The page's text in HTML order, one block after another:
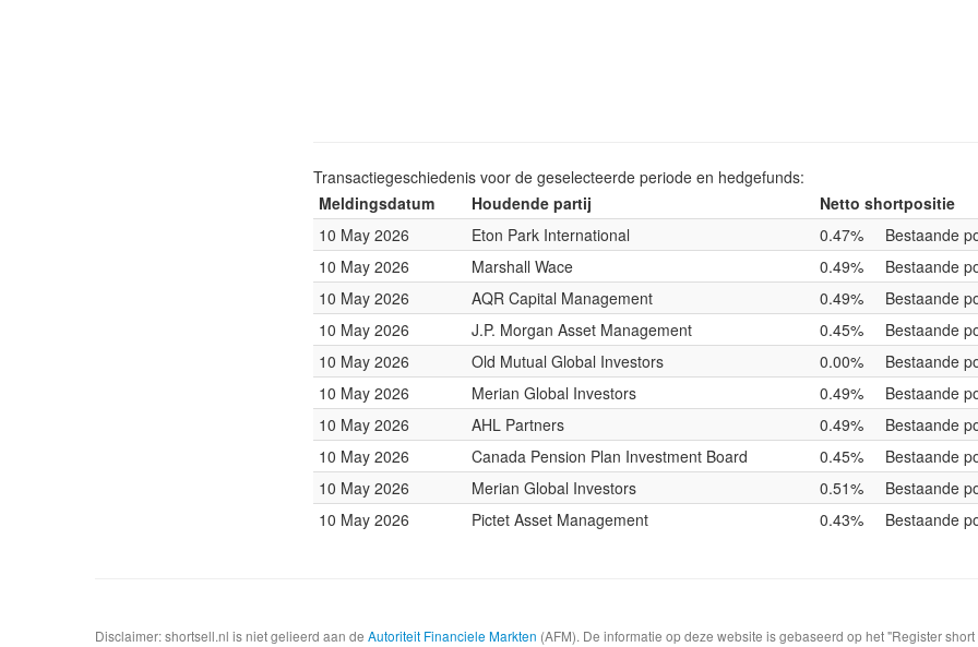
Transactiegeschiedenis voor de geselecteerde periode en hedgefunds:
Meldingsdatum
Houdende partij
Netto shortpositie
10 May 2026
Eton Park International 0.47%
Bestaande
10 May 2026
Marshall Wace 0.49%
Bestaande
10 May 2026
AQR Capital Management 0.49%
Bestaande
10 May 2026
J.P. Morgan Asset Management 0.45%
Bestaande
10 May 2026
Old Mutual Global Investors 0.00%
Bestaande
10 May 2026
Merian Global Investors 0.49%
Bestaande
10 May 2026
AHL Partners 0.49%
Bestaande
10 May 2026
Canada Pension Plan Investment Board 0.45%
Bestaande
10 May 2026
Merian Global Investors 0.51%
Bestaande
10 May 2026
Pictet Asset Management 0.43% Bestaande
Disclaimer: shortsell.nl is niet gelieerd aan de Autoriteit Financiele Markten (AFM). De informatie op deze website is gebaseerd op het "Register